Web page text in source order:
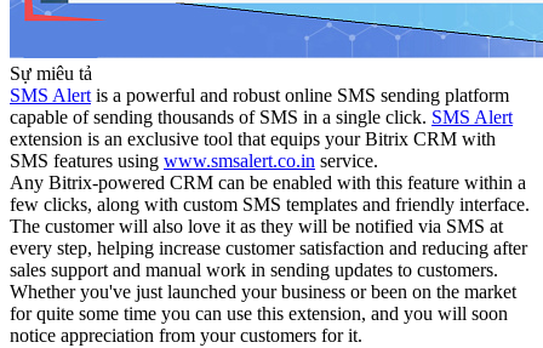
Sự miêu tả
SMS Alertis a powerful and robust online SMS sending platform
capable of sending thousands of SMS in a single click. SMS Alert
extension is an exclusive tool that equips your Bitrix CRM with
SMS features using www.smsalert.co.in service.
Any Bitrix-powered CRM can be enabled with this feature within a
few clicks, along with custom SMS templates and friendly interface.
The customer will also love it as they will be notified via SMS at
every step, helping increase customer satisfaction and reducing after
sales support and manual work in sending updates to customers.
Whether you've just launched your business or been on the market
for quite some time you can use this extension, and you will soon
notice appreciation from your customers for it.